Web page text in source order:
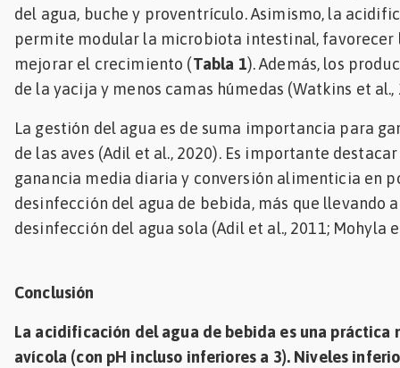
del agua, buche y proventrículo. Asimismo, la
permite modular la microbiota intestinal, favorecer
mejorar el crecimiento (Tabla 1). Además, los
de la yacija y menos camas húmedas (Watkins et al.,
La gestión del agua es de suma importancia para
de las aves (Adil et al., 2020). Es importante
ganancia media diaria y conversión alimenticia en
desinfección del agua de bebida, más que llevando
desinfección del agua sola (Adil et al., 2011; Mohyla
Conclusión
La acidificación del agua de bebida es una
avícola (con pH incluso inferiores a 3). Niveles